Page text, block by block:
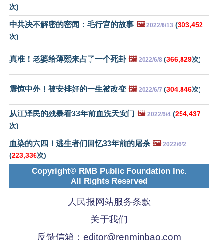
次)
中共决不解密的密闻：毛行宫的故事 🖼️ 2022/6/13 (303,452
次)
真准！老婆给薄熙来占了一个死卦 🖼️ 2022/6/8 (366,829次)
震惊中外！被安排好的一生被改变 🖼️ 2022/6/7 (304,846次)
从江泽民的残暴看33年前血洗天安门 🖼️ 2022/6/4 (254,437
次)
血染的六四！逃生者们回忆33年前的屠杀 🖼️ 2022/6/2
(223,336次)
Copyright© RMB Public Foundation Inc.
All Rights Reserved
人民报网站服务条款
关于我们
反馈信箱： editor@renminbao.com